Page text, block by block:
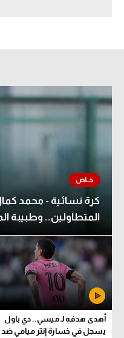
القسم الثاني
أمم إفريقيا
كرة السلة الأمريكية
كرة سلة
كرة طائرة
الوطن العربي
في المونديال
رياضة نسائية
كرة نسائية - محمد
المتطاولين.. وطبيبة
أهدى هدفه لـ ميسي.. دي باول
يسجل في خسارة إنتر ميامي ضد